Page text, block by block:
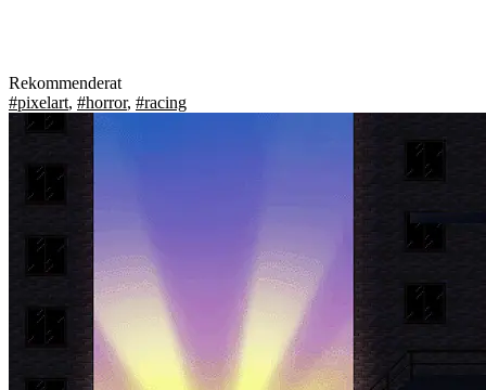
Rekommenderat
#pixelart, #horror, #racing